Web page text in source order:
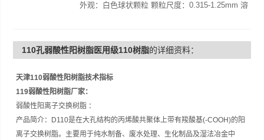
外观：白色球状颗粒 颗粒尺度：0.315-1.25mm 溶
品牌：波鸿牌
110孔弱酸性阳树脂医用级110树脂的详细资料：
天津110弱酸性阳树脂技术指标
119弱酸性阳树脂厂家：
弱酸性阳离子交换树脂 ：
产品简介：D110是在大孔结构的丙烯酸共聚体上带有羧酸基(-COOH)的阳
离子交换树脂。主要用于纯水制备、废水处理、生化制品及湿法冶金中